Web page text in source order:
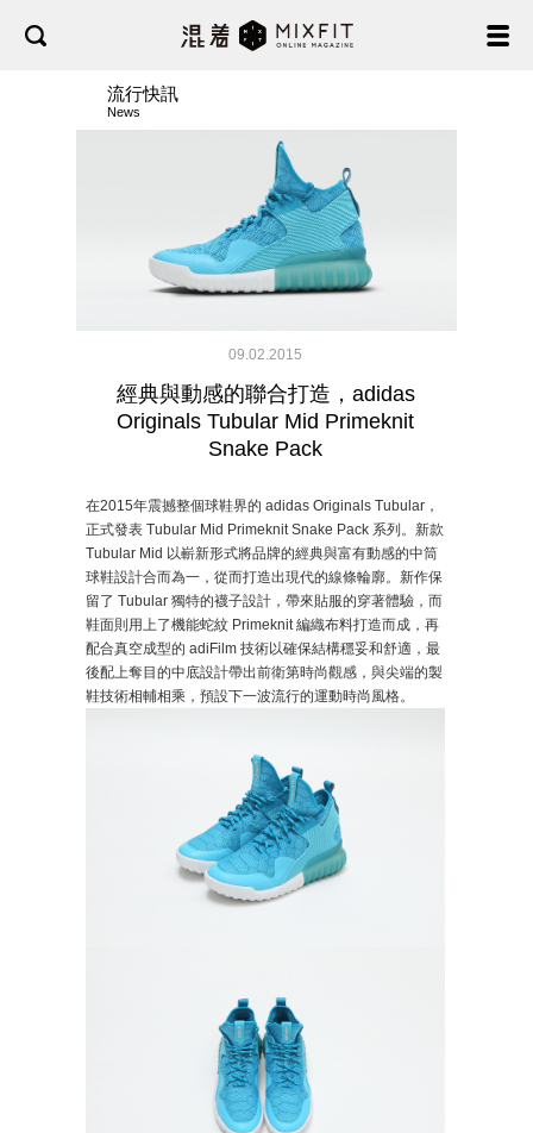
流行快訊
News
09.02.2015
經典與動感的聯合打造，adidas
Originals Tubular Mid Primeknit
Snake Pack
在2015年震撼整個球鞋界的 adidas Originals Tubular，
正式發表 Tubular Mid Primeknit Snake Pack 系列。新款
Tubular Mid 以嶄新形式將品牌的經典與富有動感的中筒
球鞋設計合而為一，從而打造出現代的線條輪廓。新作保
留了 Tubular 獨特的襪子設計，帶來貼服的穿著體驗，而
鞋面則用上了機能蛇紋 Primeknit 編織布料打造而成，再
配合真空成型的 adiFilm 技術以確保結構穩妥和舒適，最
後配上奪目的中底設計帶出前衛第時尚觀感，與尖端的製
鞋技術相輔相乘，預設下一波流行的運動時尚風格。